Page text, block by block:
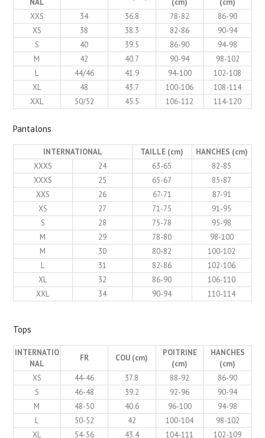
NAL (cm)
(cm)
XXS
34 36.8 78-82
86-90
XS
38 38.3 82-86
90-94
S
40 39.5 86-90
94-98
M
42 40.7 90-94
98-102
L
44/46 41.9 94-100
102-108
XL
48 43.7 100-106
108-114
XXL
50/52 45.5 106-112 114-120
Pantalons
INTERNATIONAL TAILLE (cm)
HANCHES (cm)
XXXS
24 63-65
82-85
XXXS
25 65-67
85-87
XXS
26 67-71
87-91
XS
27 71-75
91-95
S
28 75-78
95-98
M
29 78-80
98-100
M
30 80-82
100-102
L
31 82-86
102-106
XL
32 86-90
106-110
XXL
34 90-94 110-114
Tops
INTERNATIO
NAL
FR COU (cm)
POITRINE
(cm)
HANCHES
(cm)
XS
44-46 37.8 88-92
86-90
S
46-48 39.2 92-96
90-94
M
48-50 40.6 96-100
94-98
L
50-52 42 100-104
98-102
XL
54-56 43.4 104-111
102-109